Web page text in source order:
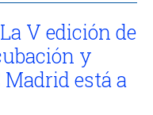
V edición de
y
está a